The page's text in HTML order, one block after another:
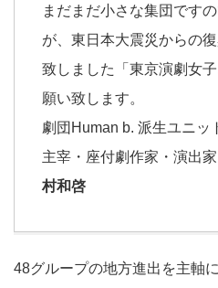
まだまだ小さな集団です
が、東日本大震災からの
致しました「東京演劇女
願い致します。
劇団Human b. 派生ユニッ
主宰・座付劇作家・演出
村和啓
48グループの地方進出を主軸